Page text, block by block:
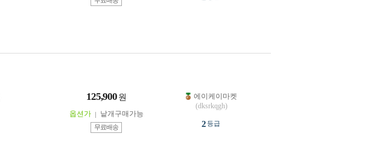
125,900 원
옵션가 낱개구매가능
무료배송
에이케이마켓
(dksrkqgh)
2등급